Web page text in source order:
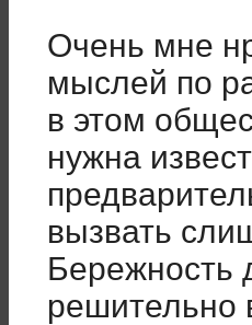
Очень мне
мыслей по
в этом
нужна
вызвать
Бережность
решительно